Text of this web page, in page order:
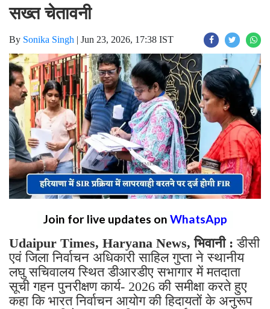
सख्त चेतावनी
By Sonika Singh | Jun 23, 2026, 17:38 IST
Join for live updates on WhatsApp
Udaipur Times, Haryana News, भिवानी :डीसी
एवं जिला निर्वाचन अधिकारी साहिल गुप्ता ने स्थानीय
लघु सचिवालय स्थित डीआरडीए सभागार में मतदाता
सूची गहन पुनरीक्षण कार्य- 2026 की समीक्षा करते हुए
कहा कि भारत निर्वाचन आयोग की हिदायतों के अनुरूप